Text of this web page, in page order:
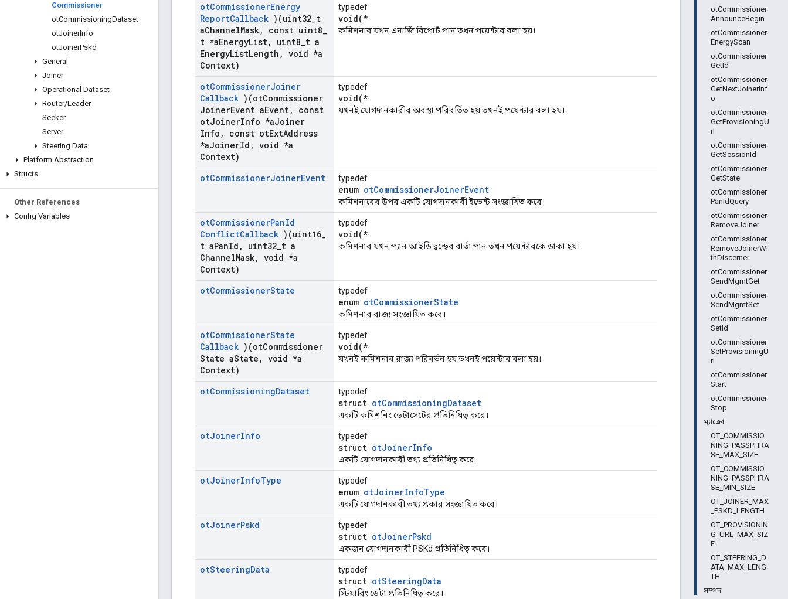
Commissioner
otCommissioningDataset
otJoinerInfo
otJoinerPskd
General
Joiner
Operational Dataset
Router/Leader
Seeker
Server
Steering Data
Platform Abstraction
Structs
Other References
Config Variables
otCommissioner
AnnounceBegin
otCommissioner
EnergyScan
otCommissioner
GetId
otCommissioner
GetNextJoinerInf
o
otCommissioner
GetProvisioningU
rl
otCommissioner
GetSessionId
otCommissioner
GetState
otCommissioner
PanIdQuery
otCommissioner
RemoveJoiner
otCommissioner
RemoveJoinerWi
thDiscerner
otCommissioner
SendMgmtGet
otCommissioner
SendMgmtSet
otCommissioner
SetId
otCommissioner
SetProvisioningU
rl
otCommissioner
Start
otCommissioner
Stop
ম্যাক্রো
OT_COMMISSIO
NING_PASSPHRA
SE_MAX_SIZE
OT_COMMISSIO
NING_PASSPHRA
SE_MIN_SIZE
OT_JOINER_MAX
_PSKD_LENGTH
OT_PROVISIONIN
G_URL_MAX_SIZ
E
OT_STEERING_D
ATA_MAX_LENG
TH
সম্পদ
otCommissionerEnergy
ReportCallback )(uint32 t
aChannelMask, const uint8
t *aEnergyList, uint8 t a
EnergyListLength , void *a
Context)
typedef
void(*
কমিশনার যখন এনার্জি রিপোর্ট পান তখন পয়েন্টার বলা হয়।
otCommissionerJoiner
Callback )(otCommissioner
JoinerEvent aEvent,
const
otJoinerInfo *aJoiner
Info , const otExtAddress
*aJoinerId , void *a
Context)
typedef
void(*
যখনই যোগদানকারীর অবস্থা পরিবর্তিত হয় তখনই পয়েন্টার বলা হয়।
otCommissionerJoinerEvent typedef
enum otCommissionerJoinerEvent
কমিশনারের উপর একটি যোগদানকারী ইভেন্ট সংজ্ঞায়িত করে।
otCommissionerPanId
ConflictCallback )(uint16
t aPanId , uint32 t a
ChannelMask, void *a
Context)
typedef
void(*
কমিশনার যখন প্যান আইডি দ্বন্দ্বের বার্তা পান তখন পয়েন্টারকে ডাকা হয়।
otCommissionerState typedef
enum otCommissionerState
কমিশনার রাজ্য সংজ্ঞায়িত করে।
otCommissionerState
Callback )(otCommissioner
State aState , void *a
Context)
typedef
void(*
যখনই কমিশনার রাজ্য পরিবর্তন হয় তখনই পয়েন্টার বলা হয়।
otCommissioningDataset typedef
struct otCommissioningDataset
একটি কমিশনিং ডেটাসেটের প্রতিনিধিত্ব করে।
otJoinerInfo typedef
struct otJoinerInfo
একটি যোগদানকারী তথ্য প্রতিনিধিত্ব করে.
otJoinerInfoType typedef
enum otJoinerInfoType
একটি যোগদানকারী তথ্য প্রকার সংজ্ঞায়িত করে।
otJoinerPskd typedef
struct otJoinerPskd
একজন যোগদানকারী PSKd প্রতিনিধিত্ব করে।
otSteeringData typedef
struct otSteeringData
স্টিয়ারিং ডেটা প্রতিনিধিত্ব করে।